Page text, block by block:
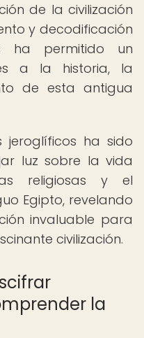
de la civilización
y decodificación
ha permitido un
a la historia, la
de esta antigua
jeroglíficos ha sido
luz sobre la vida
religiosas y el
Egipto, revelando
invaluable para
civilización.
la